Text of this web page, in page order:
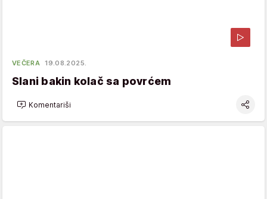
VEČERA 19.08.2025.
Slani bakin kolač sa povrćem
Komentariši